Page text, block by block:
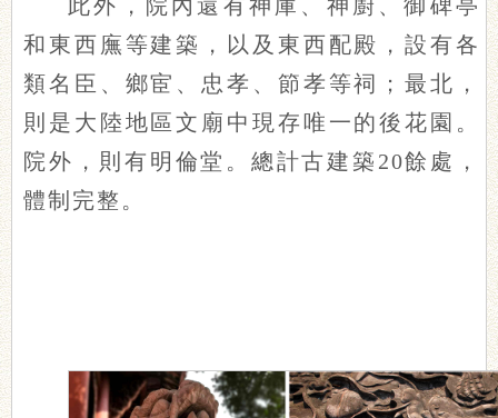
此外，院內還有神庫、神廚、御碑亭
和東西廡等建築，以及東西配殿，設有各
類名臣、鄉宦、忠孝、節孝等祠；最北，
則是大陸地區文廟中現存唯一的後花園。
院外，則有明倫堂。總計古建築20餘處，
體制完整。